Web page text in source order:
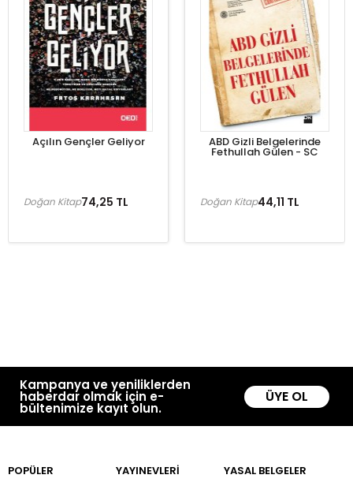
Açılın Gençler Geliyor
74,25 TL
Doğan Kitap
ABD Gizli Belgelerinde
Fethullah Gülen - SC
44,11 TL
Doğan Kitap
Kampanya ve yeniliklerden
haberdar olmak için e-
bültenimize kayıt olun.
ÜYE OL
POPÜLER YAYINEVLERİ YASAL BELGELER